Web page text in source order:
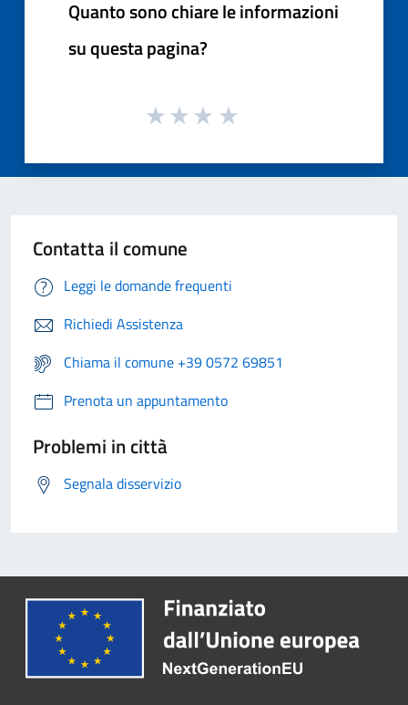
Quanto sono chiare le informazioni
su questa pagina?
Contatta il comune
Leggi le domande frequenti
Richiedi Assistenza
Chiama il comune +39 0572 69851
Prenota un appuntamento
Problemi in città
Segnala disservizio